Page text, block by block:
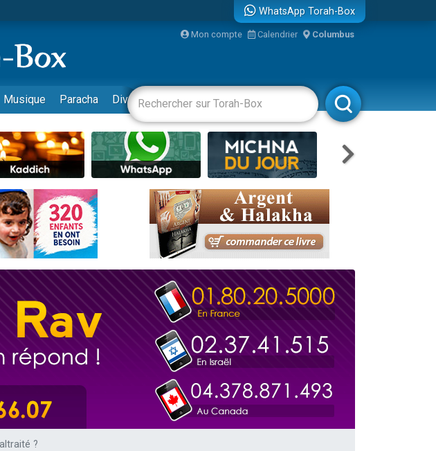
aux Orphelins
dans un appartement insalubre
de Yohan
d'Israel
et le Birkat Hamazone à travers le temps
WhatsApp Torah-Box
Mon compte Calendrier Columbus
Musique Paracha Divertissements Livres Rabbanim
?